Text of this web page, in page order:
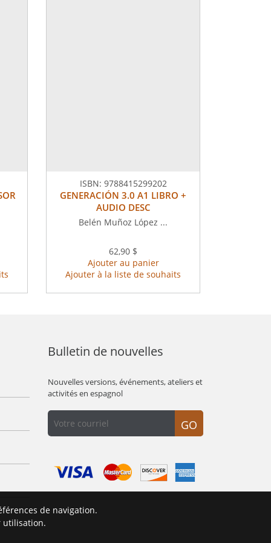
ISBN: 9788415299202
GENERACIÓN 3.0 A1 LIBRO +
AUDIO DESC
Belén Muñoz López ...
62,90 $
Ajouter au panier
Ajouter à la liste de souhaits
Bulletin de nouvelles
Nouvelles versions, événements, ateliers et
activités en espagnol
GO
de navigation.
utilisation.